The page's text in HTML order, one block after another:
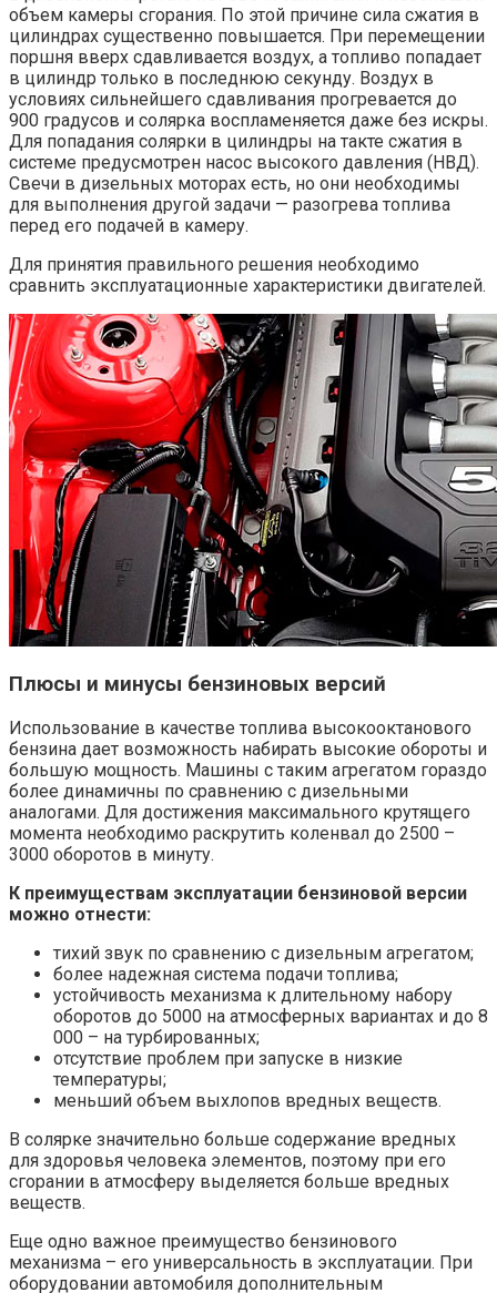
объем камеры сгорания. По этой причине сила сжатия в
цилиндрах существенно повышается. При перемещении
поршня вверх сдавливается воздух, а топливо попадает
в цилиндр только в последнюю секунду. Воздух в
условиях сильнейшего сдавливания прогревается до
900 градусов и солярка воспламеняется даже без искры.
Для попадания солярки в цилиндры на такте сжатия в
системе предусмотрен насос высокого давления (НВД).
Свечи в дизельных моторах есть, но они необходимы
для выполнения другой задачи — разогрева топлива
перед его подачей в камеру.
Для принятия правильного решения необходимо
сравнить эксплуатационные характеристики двигателей.
Плюсы и минусы бензиновых версий
Использование в качестве топлива высокооктанового
бензина дает возможность набирать высокие обороты и
большую мощность. Машины с таким агрегатом гораздо
более динамичны по сравнению с дизельными
аналогами. Для достижения максимального крутящего
момента необходимо раскрутить коленвал до 2500 –
3000 оборотов в минуту.
К преимуществам эксплуатации бензиновой версии
можно отнести:
тихий звук по сравнению с дизельным агрегатом;
более надежная система подачи топлива;
устойчивость механизма к длительному набору
оборотов до 5000 на атмосферных вариантах и до 8
000 – на турбированных;
отсутствие проблем при запуске в низкие
температуры;
меньший объем выхлопов вредных веществ.
В солярке значительно больше содержание вредных
для здоровья человека элементов, поэтому при его
сгорании в атмосферу выделяется больше вредных
веществ.
Еще одно важное преимущество бензинового
механизма – его универсальность в эксплуатации. При
оборудовании автомобиля дополнительным